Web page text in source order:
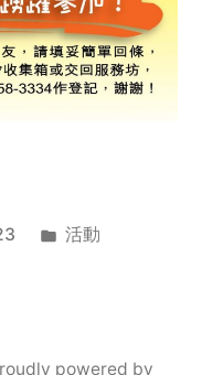
Posted
活動
powered by